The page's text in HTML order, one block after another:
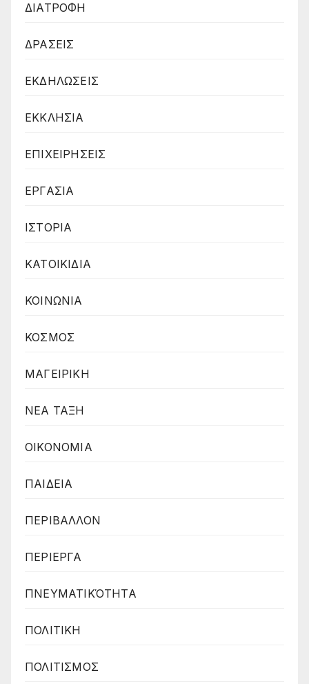
ΔΙΑΤΡΟΦΗ
ΔΡΑΣΕΙΣ
ΕΚΔΗΛΩΣΕΙΣ
ΕΚΚΛΗΣΙΑ
ΕΠΙΧΕΙΡΗΣΕΙΣ
ΕΡΓΑΣΙΑ
ΙΣΤΟΡΙΑ
ΚΑΤΟΙΚΙΔΙΑ
ΚΟΙΝΩΝΙΑ
ΚΟΣΜΟΣ
ΜΑΓΕΙΡΙΚΗ
ΝΕΑ ΤΑΞΗ
ΟΙΚΟΝΟΜΙΑ
ΠΑΙΔΕΙΑ
ΠΕΡΙΒΑΛΛΟΝ
ΠΕΡΙΕΡΓΑ
ΠΝΕΥΜΑΤΙΚΌΤΗΤΑ
ΠΟΛΙΤΙΚΗ
ΠΟΛΙΤΙΣΜΟΣ